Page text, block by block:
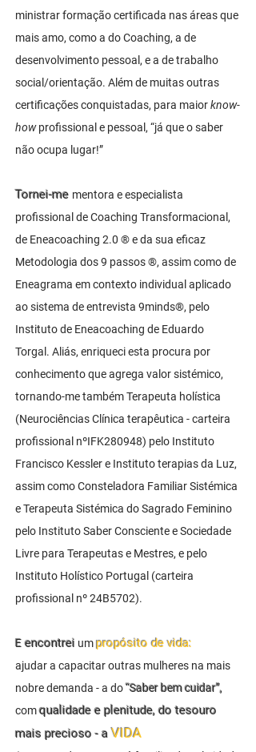
ministrar formação certificada nas áreas que
mais amo, como a do Coaching, a de
desenvolvimento pessoal, e a de trabalho
social/orientação. Além de muitas outras
certificações conquistadas, para maiorknow-
howprofissional e pessoal, “já que o saber
não ocupa l ugar!”
Tornei-me mentora e especialista
profissional de Coaching Transformacional,
de Eneacoaching 2.0 ® e da sua eficaz
Metodologia dos 9 passos ®, assim como de
Eneagrama em contexto individual aplicado
ao sistema de entrevista 9minds®, pelo
Instituto de Eneacoaching de Eduardo
Torgal. Aliás, enriqueci esta procura por
conhecimento que agrega valor sistémico,
tornando-me também Terapeuta holística
(Neurociências Clínica terapêutica - carteira
profissional nºIFK280948) pelo Instituto
Francisco Kessler e Instituto terapias da Luz,
assim como Consteladora Familiar Sistémica
e Terapeuta Sistémica do Sagrado Feminino
pelo Instituto Saber Consciente e Sociedade
Livre para Terapeutas e Mestres, e pelo
Instituto Holístico Portugal (carteira
profissional nº 24B5702).
Eencontrei umpropósito de vida:
ajudar a capacitar outras mulheres na mais
nobre demanda - a do“Saber bem cuidar”,
comqualidade e plenitude, do tesouro
mais precioso - a VIDA